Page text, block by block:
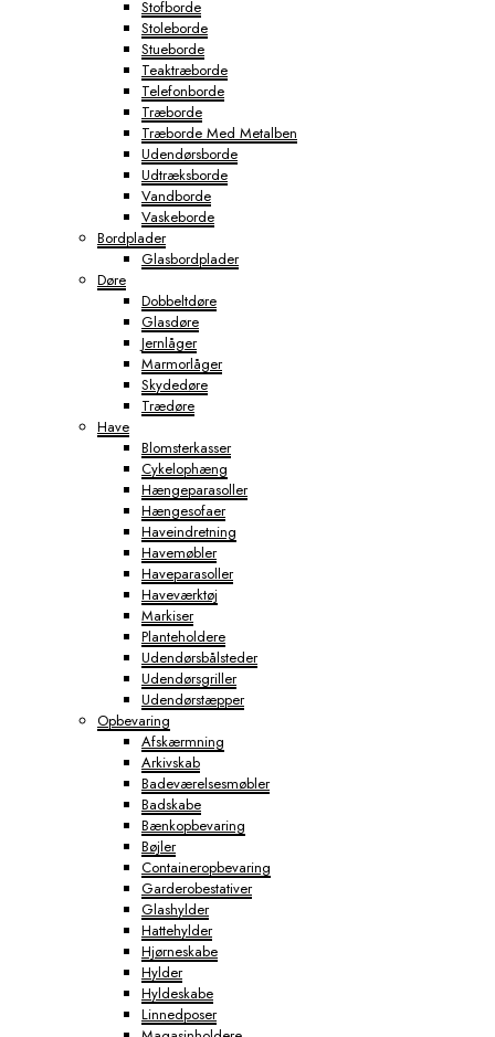
Stofborde
Stoleborde
Stueborde
Teaktræborde
Telefonborde
Træborde
Træborde Med Metalben
Udendørsborde
Udtræksborde
Vandborde
Vaskeborde
Bordplader
Glasbordplader
Døre
Dobbeltdøre
Glasdøre
Jernlåger
Marmorlåger
Skydedøre
Trædøre
Have
Blomsterkasser
Cykelophæng
Hængeparasoller
Hængesofaer
Haveindretning
Havemøbler
Haveparasoller
Haveværktøj
Markiser
Planteholdere
Udendørsbålsteder
Udendørsgriller
Udendørstæpper
Opbevaring
Afskærmning
Arkivskab
Badeværelsesmøbler
Badskabe
Bænkopbevaring
Bøjler
Containeropbevaring
Garderobestativer
Glashylder
Hattehylder
Hjørneskabe
Hylder
Hyldeskabe
Linnedposer